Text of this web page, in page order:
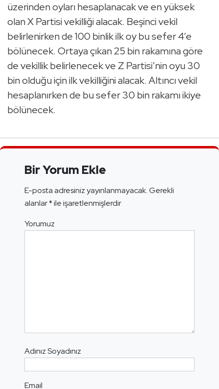
üzerinden oyları hesaplanacak ve en yüksek
olan X Partisi vekilliği alacak. Beşinci vekil
belirlenirken de 100 binlik ilk oy bu sefer 4’e
bölünecek. Ortaya çıkan 25 bin rakamına göre
de vekillik belirlenecek ve Z Partisi’nin oyu 30
bin olduğu için ilk vekilliğini alacak. Altıncı vekil
hesaplanırken de bu sefer 30 bin rakamı ikiye
bölünecek.
Bir Yorum Ekle
E-posta adresiniz yayınlanmayacak.Gerekli
alanlar*ile işaretlenmişlerdir
Yorumuz
Adınız Soyadınız
Email